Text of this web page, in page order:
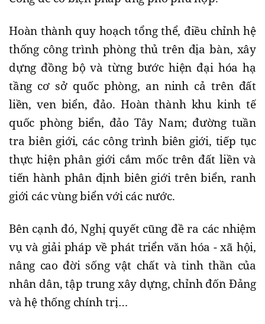
Hoàn thành quy hoạch tổng thể, điều chỉnh hệ
thống công trình phòng thủ trên địa bàn, xây
dựng đồng bộ và từng bước hiện đại hóa hạ
tầng cơ sở quốc phòng, an ninh cả trên đất
liền, ven biển, đảo. Hoàn thành khu kinh tế
quốc phòng biển, đảo Tây Nam; đường tuần
tra biên giới, các công trình biên giới, tiếp tục
thực hiện phân giới cắm mốc trên đất liền và
tiến hành phân định biên giới trên biển, ranh
giới các vùng biển với các nước.
Bên cạnh đó, Nghị quyết cũng đề ra các nhiệm
vụ và giải pháp về phát triển văn hóa - xã hội,
nâng cao đời sống vật chất và tinh thần của
nhân dân, tập trung xây dựng, chỉnh đốn Đảng
và hệ thống chính trị…